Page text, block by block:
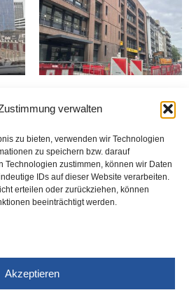
verwalten
zu bieten, verwenden wir Technologien
zu speichern bzw. darauf
Technologien zustimmen, können wir Daten
IDs auf dieser Website verarbeiten.
erteilen oder zurückziehen, können
beeinträchtigt werden.
Akzeptieren
geht weiter – bis September